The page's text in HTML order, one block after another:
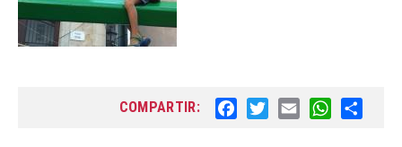
COMPARTIR: